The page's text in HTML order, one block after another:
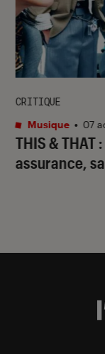
THIS & THAT:
assurance,
CRITIQUE
Musique • 07